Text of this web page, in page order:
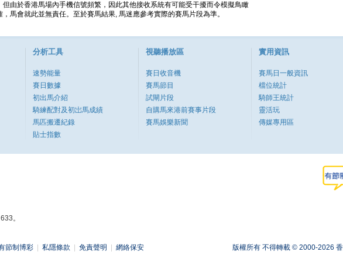
由於香港馬場內手機信號頻繁，因此其他接收系統有可能受干擾而令模擬鳥瞰
馬會就此並無責任。至於賽馬結果, 馬迷應參考實際的賽馬片段為準。
分析工具
速勢能量
賽日數據
初出馬介紹
騎練配對及初岀馬成績
馬匹搬遷紀錄
貼士指數
視聽播放區
賽日收音機
賽馬節目
試閘片段
自購馬來港前賽事片段
賽馬娛樂新聞
實用資訊
賽馬日一般資訊
檔位統計
騎師王統計
靈活玩
傳媒專用區
。
節制博彩 私隱條款 免責聲明 網絡保安 版權所有 不得轉載 © 2000-2026